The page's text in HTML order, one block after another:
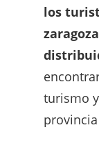
los
turismo